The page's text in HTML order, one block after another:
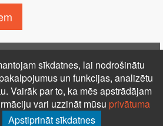
Par mums
Autortiesības
NOTEIKUMI – DISTANCES
Uz augšu ↑
sīkdatnes, lai nodrošinātu
un funkcijas, analizētu
Vairāk par to, ka mēs apstrādājam
vari uzzināt mūsu privātuma
Apstiprināt sīkdatnes